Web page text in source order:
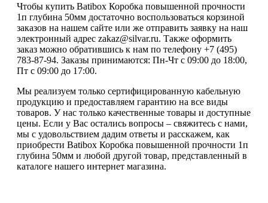
Чтобы купить Batibox Коробка повышенной прочности
1п глубина 50мм достаточно воспользоваться корзиной
заказов на нашем сайте или же отправить заявку на наш
электронный адрес zakaz@silvar.ru. Также оформить
заказ можно обратившись к нам по телефону +7 (495)
783-87-94. Заказы принимаются: Пн-Чт с 09:00 до 18:00,
Пт с 09:00 до 17:00.
Мы реализуем только сертифицированную кабельную
продукцию и предоставляем гарантию на все виды
товаров. У нас только качественные товары и доступные
цены. Если у Вас остались вопросы – свяжитесь с нами,
мы с удовольствием дадим ответы и расскажем, как
приобрести Batibox Коробка повышенной прочности 1п
глубина 50мм и любой другой товар, представленный в
каталоге нашего интернет магазина.